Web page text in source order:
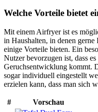
Welche Vorteile bietet
Mit einem Airfryer ist es
in Haushalten, in denen gerne
einige Vorteile bieten. Ein
Nutzer bevorzugen ist, dass
Geruchsentwicklung kommt.
sogar individuell eingestellt
erzielen kann, dass man sich
# Vorschau